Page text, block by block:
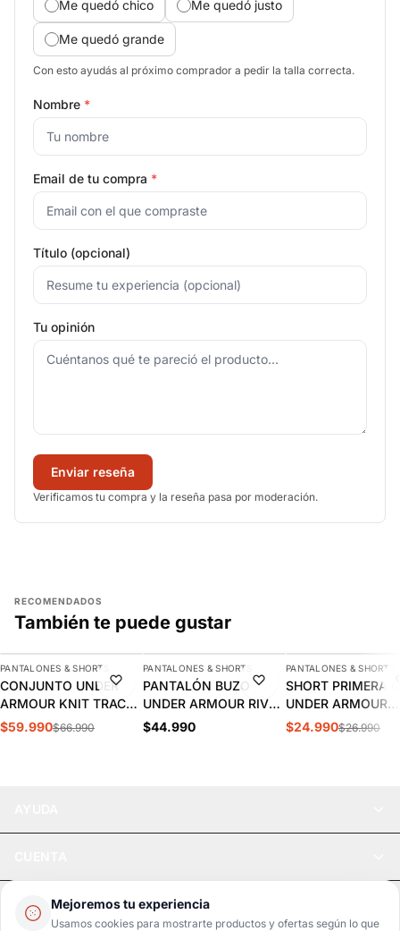
Mejoremos tu experiencia
Usamos cookies para mostrarte productos y ofertas según lo que
Me quedó chico Me quedó justo
Me quedó grande
Con esto ayudás al próximo comprador a pedir la talla correcta.
Nombre *
Email de tu compra *
Título (opcional)
Tu opinión
Enviar reseña
Verificamos tu compra y la reseña pasa por moderación.
RECOMENDADOS
También te puede gustar
-10%
AGREGAR
PANTALONES & SHORTS
CONJUNTO UNDER
ARMOUR KNIT TRACK
SUIT HOMBRE
$59.990$66.990
NUEVO
AGREGAR
PANTALONES & SHORTS
PANTALÓN BUZO
UNDER ARMOUR RIVAL
WOVEN HOMBRE |
$44.990
-7%
PANTALONES & SHORTS
SHORT PRIMERA
UNDER ARMOUR
HEATGEAR
$24.990$26.990
LEGAL